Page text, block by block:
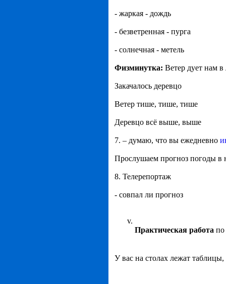
- жаркая - дождь
- безветренная - пурга
- солнечная - метель
Физминутка: Ветер дует нам в
Закачалось деревцо
Ветер тише, тише, тише
Деревцо всё выше, выше
7. – думаю, что вы ежедневно
Прослушаем прогноз погоды в
8. Телерепортаж
- совпал ли прогноз
Практическая работа по
У вас на столах лежат